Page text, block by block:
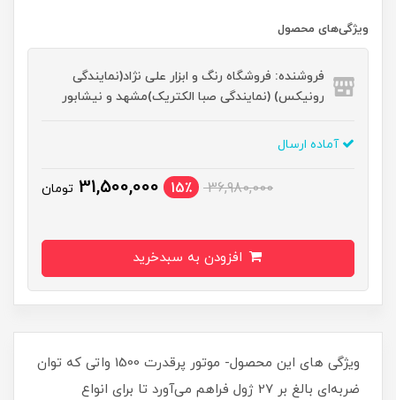
ویژگی‌های محصول
فروشنده: فروشگاه رنگ و ابزار علی نژاد(نمایندگی
رونیکس) (نمایندگی صبا الکتریک)مشهد و نیشابور
آماده ارسال
36,980,000 15٪ 31,500,000 تومان
ویژگی های این محصول- موتور پرقدرت 1500 واتی که توان
ضربه‌ای بالغ بر 27 ژول فراهم می‌آورد تا برای انواع